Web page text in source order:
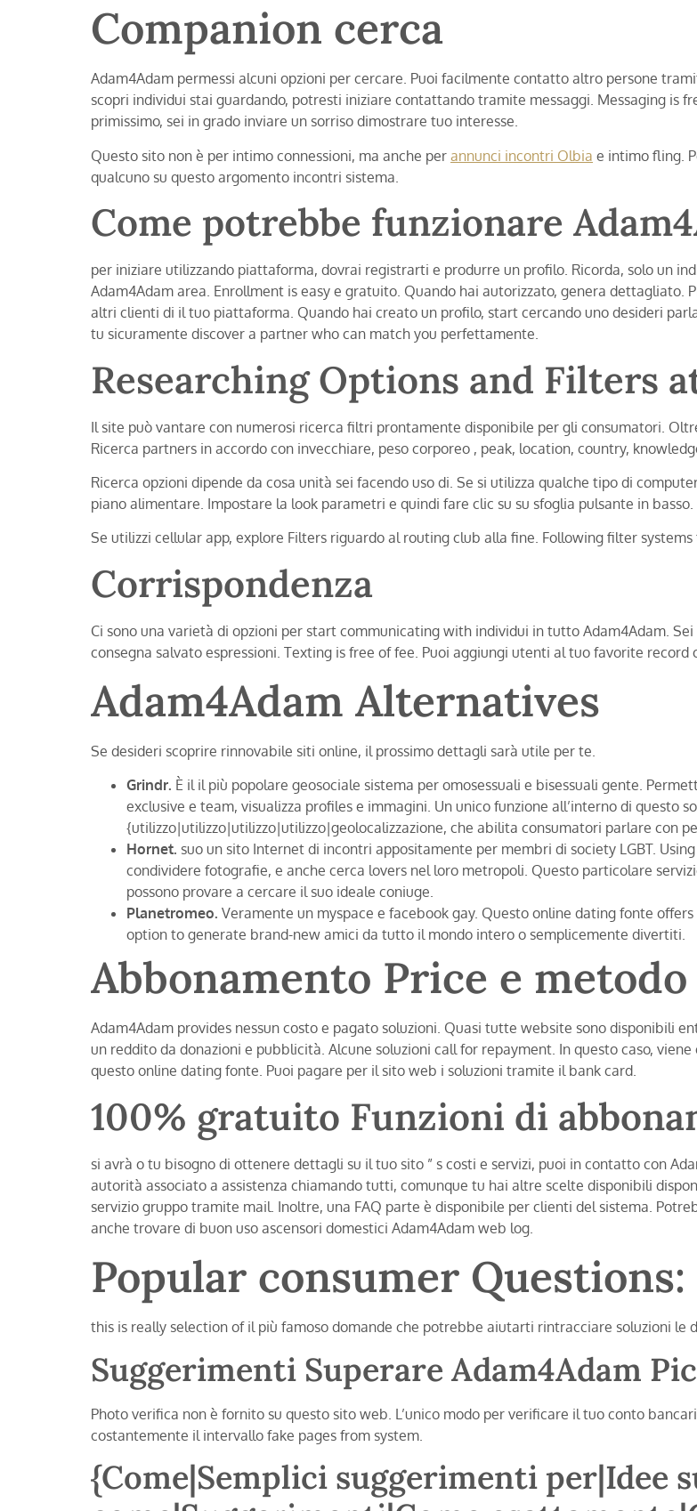
Companion cerca
Adam4Adam permessi alcuni opzioni per cercare. Puoi facilmente contatto altro persone
scopri individui stai guardando, potresti iniziare contattando tramite messaggi. Messaging is
primissimo, sei in grado inviare un sorriso dimostrare tuo interesse.
Questo sito non è per intimo connessioni, ma anche per annunci incontri Olbia e intimo fling.
qualcuno su questo argomento incontri sistema.
Come potrebbe funzionare
per iniziare utilizzando piattaforma, dovrai registrarti e produrre un profilo. Ricorda, solo un
Adam4Adam area. Enrollment is easy e gratuito. Quando hai autorizzato, genera
altri clienti di il tuo piattaforma. Quando hai creato un profilo, start cercando uno desideri
tu sicuramente discover a partner who can match you perfettamente.
Researching Options and Filters
Il site può vantare con numerosi ricerca filtri prontamente disponibile per gli consumatori.
Ricerca partners in accordo con invecchiare, peso corporeo , peak, location, country,
Ricerca opzioni dipende da cosa unità sei facendo uso di. Se si utilizza qualche tipo di
piano alimentare. Impostare la look parametri e quindi fare clic su su sfoglia pulsante in basso.
Se utilizzi cellular app, explore Filters riguardo al routing club alla fine. Following filter
Corrispondenza
Ci sono una varietà di opzioni per start communicating with individui in tutto Adam4Adam.
consegna salvato espressioni. Texting is free of fee. Puoi aggiungi utenti al tuo favorite
Adam4Adam Alternatives
Se desideri scoprire rinnovabile siti online, il prossimo dettagli sarà utile per te.
Grindr. È il il più popolare geosociale sistema per omosessuali e bisessuali gente.
exclusive e team, visualizza profiles e immagini. Un unico funzione all’interno di questo
{utilizzo|utilizzo|utilizzo|utilizzo|geolocalizzazione, che abilita consumatori parlare con
Hornet. suo un sito Internet di incontri appositamente per membri di society LGBT.
condividere fotografie, e anche cerca lovers nel loro metropoli. Questo particolare
possono provare a cercare il suo ideale coniuge.
Planetromeo. Veramente un myspace e facebook gay. Questo online dating fonte
option to generate brand-new amici da tutto il mondo intero o semplicemente divertiti.
Abbonamento Price e
Adam4Adam provides nessun costo e pagato soluzioni. Quasi tutte website sono disponibili
un reddito da donazioni e pubblicità. Alcune soluzioni call for repayment. In questo caso,
questo online dating fonte. Puoi pagare per il sito web i soluzioni tramite il bank card.
100% gratuito Funzioni di
si avrà o tu bisogno di ottenere dettagli su il tuo sito ” s costi e servizi, puoi in contatto con
autorità associato a assistenza chiamando tutti, comunque tu hai altre scelte disponibili
servizio gruppo tramite mail. Inoltre, una FAQ parte è disponibile per clienti del sistema.
anche trovare di buon uso ascensori domestici Adam4Adam web log.
Popular consumer Questions:
this is really selection of il più famoso domande che potrebbe aiutarti rintracciare soluzioni le
Suggerimenti Superare Adam4Adam
Photo verifica non è fornito su questo sito web. L’unico modo per verificare il tuo conto
costantemente il intervallo fake pages from system.
{Come|Semplici suggerimenti per|Idee